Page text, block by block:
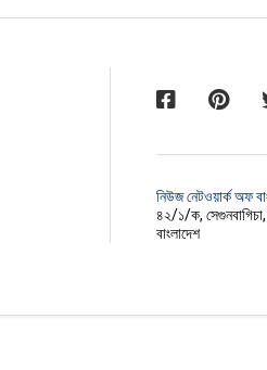
নিউজ নেটওয়ার্ক অফ
৪২/১/ক,
বাংলাদেশ